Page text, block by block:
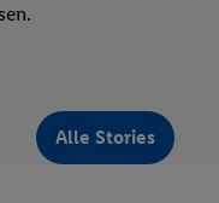
Alle Stories